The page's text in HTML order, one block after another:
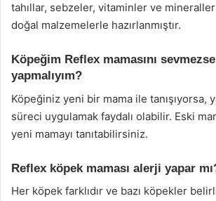
tahıllar, sebzeler, vitaminler ve mineraller
doğal malzemelerle hazırlanmıştır.
Köpeğim Reflex mamasını
yapmalıyım?
Köpeğiniz yeni bir mama ile tanışıyorsa,
süreci uygulamak faydalı olabilir. Eski
yeni mamayı tanıtabilirsiniz.
Reflex köpek maması alerji yapar
Her köpek farklıdır ve bazı köpekler